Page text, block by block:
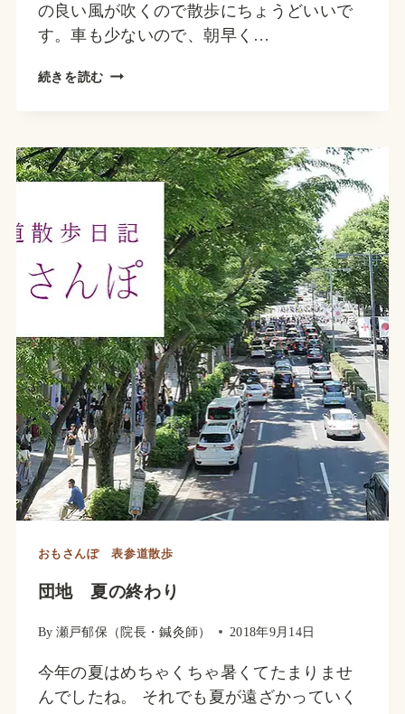
の良い風が吹くので散歩にちょうどいいで
す。車も少ないので、朝早く…
続きを読む 国
技
場
現
れ
は
じ
る
おもさんぽ 表参道散歩
団地 夏の終わり
By 瀬戸郁保（院長・鍼灸師） 2018年9月14日
今年の夏はめちゃくちゃ暑くてたまりませ
んでしたね。 それでも夏が遠ざかっていく